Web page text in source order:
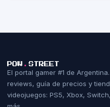
POW . STREET
El portal gamer #1 de
reviews, guía de precios y
videojuegos: PS5, Xbox,